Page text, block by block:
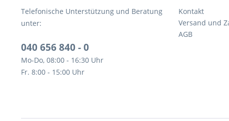
Telefonische Unterstützung und Beratung
unter:
040 656 840 - 0
Mo-Do, 08:00 - 16:30 Uhr
Fr. 8:00 - 15:00 Uhr
Kontakt
Versand und
AGB